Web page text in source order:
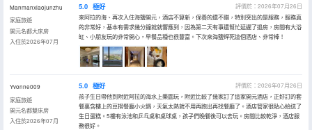
Manmanxiaojunzhu
家庭旅遊
開元名都大床房
入住於2026年07月
5.0 極好
評價於：2026年07月26日
來阿拉的海、再次入住海鹽開元，酒店不算新，保養的還不錯，特別突出的是服務，服務真
的非常好，基本有需求幾分鐘就就響應到，因為第二天有事還幫忙延遲了退房，房間有大浴
缸、小朋友玩的非常開心，早餐品種也很豐富。下次來海鹽焊死這個酒店、非常棒！
Yvonne009
家庭旅遊
開元名都雙床房
入住於2026年07月
5.0 極好
評價於：2026年07月26日
孩子生日帶他到附近阿拉的海水上樂園玩，附近比較了幾家訂了這家開元酒店，正好訂的套
餐裏含樓上的豆撈餐廳小火鍋，天氣太熱就不用再跑出再找餐廳了。酒店管家很貼心給送了
生日蛋糕。5樓有泳池和乒乓桌和桌球桌，孩子們晚餐後可以去玩。房間比較乾淨，酒店服
務很好。